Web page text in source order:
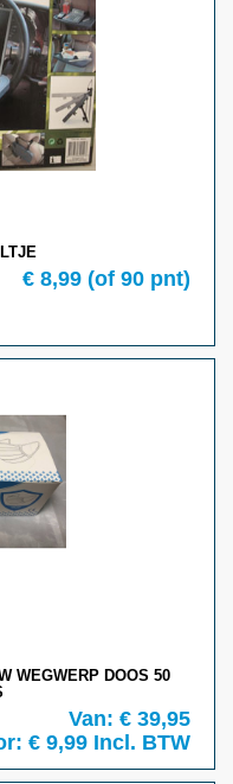
€ 8,99 (of 90 pnt)
WEGWERP DOOS 50
Van: € 39,95
€ 9,99 Incl. BTW